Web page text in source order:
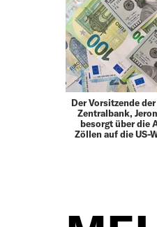
Der Vorsitzende
Zentralbank,
besorgt über die
Zöllen auf die US-